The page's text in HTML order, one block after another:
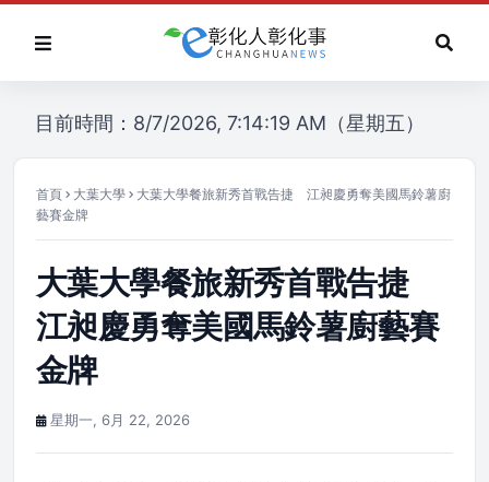
目前時間：8/7/2026, 7:14:19 AM（星期五）
首頁 大葉大學
大葉大學餐旅新秀首戰告捷 江昶慶勇奪美國馬鈴薯廚
藝賽金牌
大葉大學餐旅新秀首戰告捷
江昶慶勇奪美國馬鈴薯廚藝賽
金牌
星期一, 6月 22, 2026